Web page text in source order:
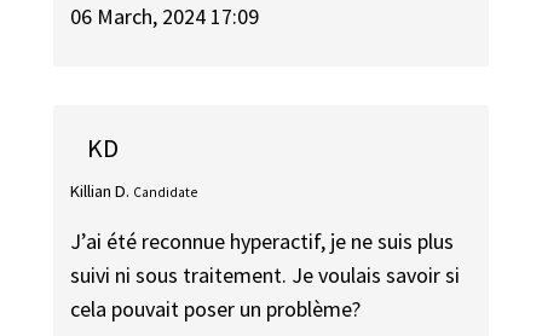
06 March, 2024 17:09
KD
Killian D. Candidate
J’ai été reconnue hyperactif, je ne suis plus
suivi ni sous traitement. Je voulais savoir si
cela pouvait poser un problème?